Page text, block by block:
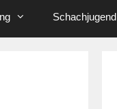
Schachjugend